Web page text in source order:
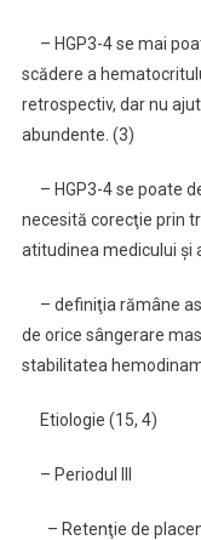
– HGP3-4 se mai
scădere a
retrospectiv, dar nu
abundente. (3)
– HGP3-4 se poate
necesită corecţie prin
atitudinea medicului şi
– definiţia rămâne
de orice sângerare
stabilitatea
Etiologie (15, 4)
– Periodul III
– Retenţie de